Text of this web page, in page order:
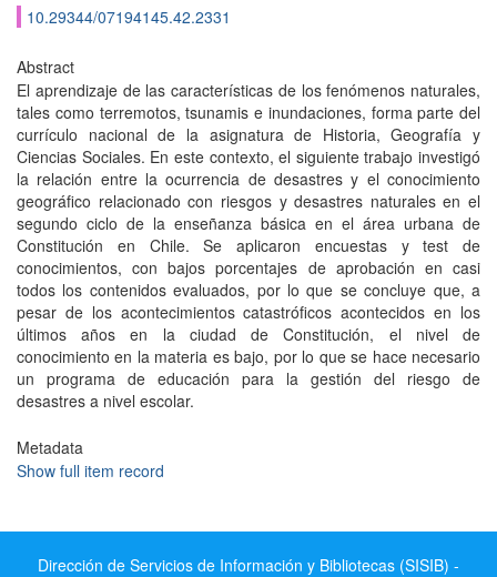
10.29344/07194145.42.2331
Abstract
El aprendizaje de las caracterí­sticas de los fenómenos naturales,
tales como terremotos, tsunamis e inundaciones, forma parte del
currí­culo nacional de la asignatura de Historia, Geografí­a y
Ciencias Sociales. En este contexto, el siguiente trabajo investigó
la relación entre la ocurrencia de desastres y el conocimiento
geográfico relacionado con riesgos y desastres naturales en el
segundo ciclo de la enseñanza básica en el área urbana de
Constitución en Chile. Se aplicaron encuestas y test de
conocimientos, con bajos porcentajes de aprobación en casi
todos los contenidos evaluados, por lo que se concluye que, a
pesar de los acontecimientos catastróficos acontecidos en los
últimos años en la ciudad de Constitución, el nivel de
conocimiento en la materia es bajo, por lo que se hace necesario
un programa de educación para la gestión del riesgo de
desastres a nivel escolar.
Metadata
Show full item record
Dirección de Servicios de Información y Bibliotecas (SISIB) -